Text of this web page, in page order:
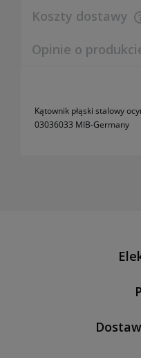
Koszty dostawy
Cena nie zawiera
Opinie o
Kątownik płąski stalowy
03036033 MIB-Germany